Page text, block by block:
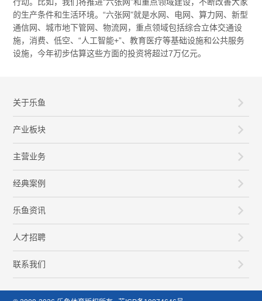
的生产条件和生活环境。“六张网”就是水网、电网、算力网、新型
通信网、城市地下管网、物流网，重点领域包括综合立体交通设
施，消费、低空、“人工智能+”、教育医疗等基础设施和公共服务
设施，今年初步估算这些方面的投资将超过7万亿元。
关于乐鱼
产业板块
主营业务
经典案例
乐鱼资讯
人才招聘
联系我们